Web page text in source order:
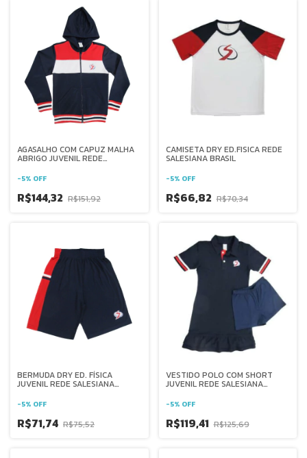
AGASALHO COM CAPUZ MALHA
ABRIGO JUVENIL REDE
-5% OFF
R$144,32 R$151,92
CAMISETA DRY ED.FISICA REDE
SALESIANA BRASIL
-5% OFF
R$66,82 R$70,34
BERMUDA DRY ED. FÍSICA
JUVENIL REDE SALESIANA
-5% OFF
R$71,74 R$75,52
VESTIDO POLO COM SHORT
JUVENIL REDE SALESIANA
-5% OFF
R$119,41 R$125,69